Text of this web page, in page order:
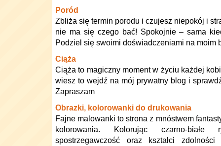
Poród
Zbliża się termin porodu i czujesz niepokój i
nie ma się czego bać! Spokojnie – sama
Podziel się swoimi doświadczeniami na moim
Ciąża
Ciąża to magiczny moment w życiu każdej
wiesz to wejdź na mój prywatny blog i
Zapraszam
Obrazki, kolorowanki do drukowania
Fajne malowanki to strona z mnóstwem
kolorowania. Kolorując czarno-
spostrzegawczość oraz kształci